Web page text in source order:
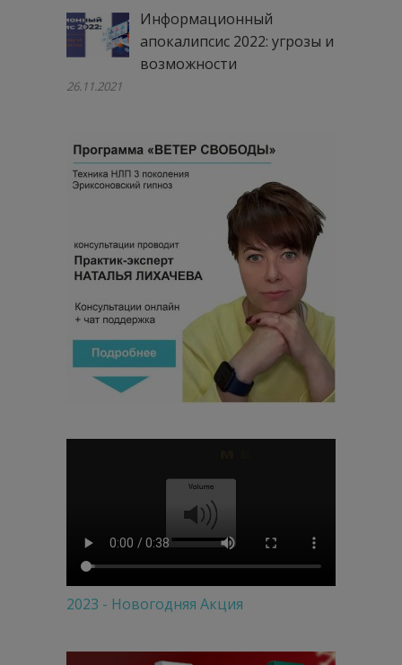
Информационный
апокалипсис 2022: угрозы и
возможности
26.11.2021
2023 - Новогодняя Акция